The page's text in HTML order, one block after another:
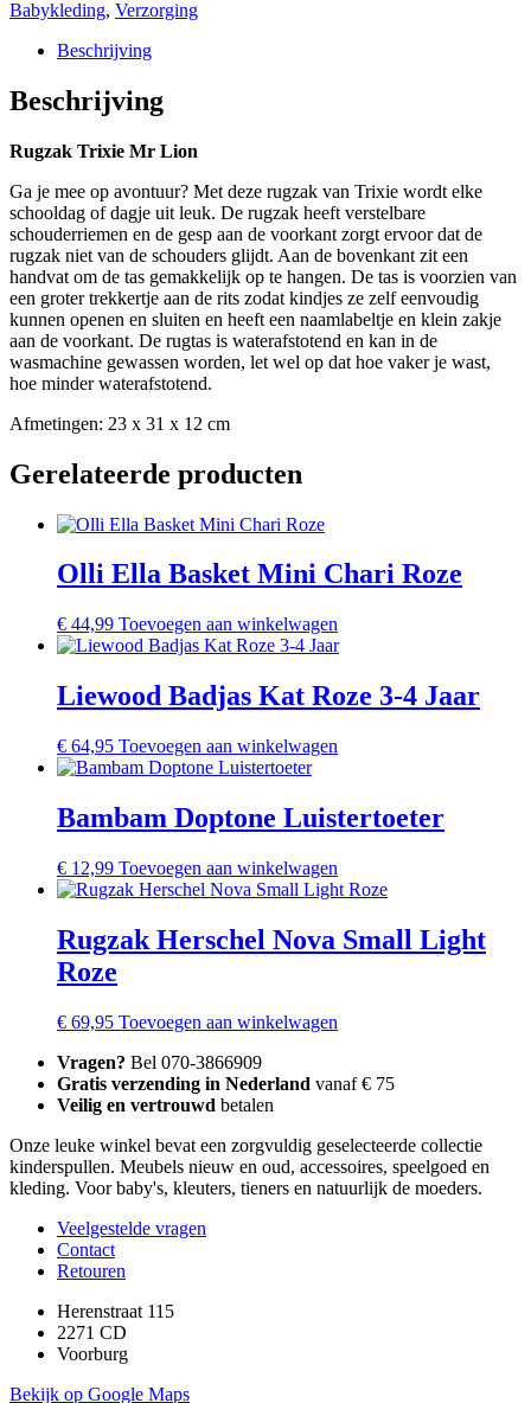
Babykleding, Verzorging
Beschrijving
Beschrijving
Rugzak Trixie Mr Lion
Ga je mee op avontuur? Met deze rugzak van Trixie wordt elke
schooldag of dagje uit leuk. De rugzak heeft verstelbare
schouderriemen en de gesp aan de voorkant zorgt ervoor dat de
rugzak niet van de schouders glijdt. Aan de bovenkant zit een
handvat om de tas gemakkelijk op te hangen. De tas is voorzien van
een groter trekkertje aan de rits zodat kindjes ze zelf eenvoudig
kunnen openen en sluiten en heeft een naamlabeltje en klein zakje
aan de voorkant. De rugtas is waterafstotend en kan in de
wasmachine gewassen worden, let wel op dat hoe vaker je wast,
hoe minder waterafstotend.
Afmetingen: 23 x 31 x 12 cm
Gerelateerde producten
Olli Ella Basket Mini Chari Roze
€ 44,99 Toevoegen aan winkelwagen
Liewood Badjas Kat Roze 3-4 Jaar
€ 64,95 Toevoegen aan winkelwagen
Bambam Doptone Luistertoeter
€ 12,99 Toevoegen aan winkelwagen
Rugzak Herschel Nova Small Light
Roze
€ 69,95 Toevoegen aan winkelwagen
Vragen? Bel 070-3866909
Gratis verzending in Nederland vanaf € 75
Veilig en vertrouwd betalen
Onze leuke winkel bevat een zorgvuldig geselecteerde collectie
kinderspullen. Meubels nieuw en oud, accessoires, speelgoed en
kleding. Voor baby's, kleuters, tieners en natuurlijk de moeders.
Veelgestelde vragen
Contact
Retouren
Herenstraat 115
2271 CD
Voorburg
Bekijk op Google Maps